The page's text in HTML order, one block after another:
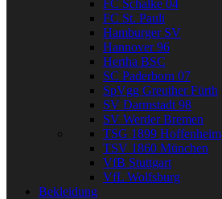
FC Schalke 04
FC St. Pauli
Hamburger SV
Hannover 96
Hertha BSC
SC Paderborn 07
SpVgg Greuther Fürth
SV Darmstadt 98
SV Werder Bremen
TSG 1899 Hoffenheim
TSV 1860 München
VfB Stuttgart
VfL Wolfsburg
Bekleidung